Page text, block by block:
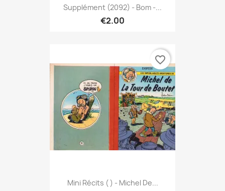
Supplément (2092) - Bom -...
€2.00
Mini Récits ( ) - Michel De...
favorite_border